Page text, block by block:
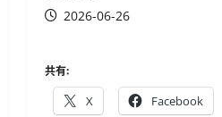
2026-06-26
共有:
X Facebook